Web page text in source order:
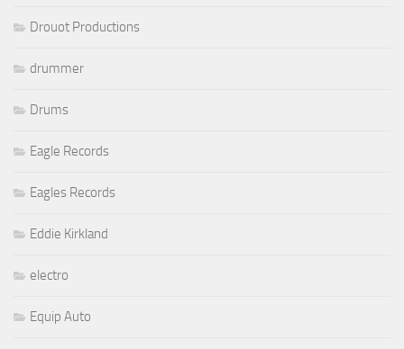
Drouot Productions
drummer
Drums
Eagle Records
Eagles Records
Eddie Kirkland
electro
Equip Auto